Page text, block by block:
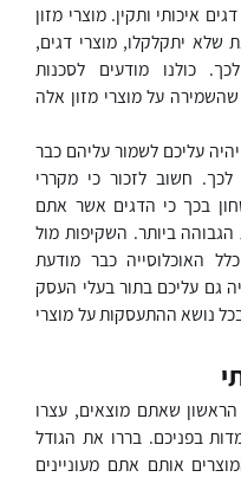
איכותי ותקין. מוצרי מזון
שלא יתקלקלו, מוצרי דגים,
כולנו מודעים לסכנות
על מוצרי מזון אלה
עליכם לשמור עליהם כבר
חשוב לזכור כי מקררי
בכך כי הדגים אשר אתם
הגבוהה ביותר. השקיפות מול
האוכלוסייה כבר מודעת
גם עליכם בתור בעלי העסק
נושא ההתעסקות על מוצרי
שאתם מוצאים, עצרו
בפניכם. בררו את הגודל
אותם אתם מעוניינים